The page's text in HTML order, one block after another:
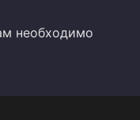
необходимо